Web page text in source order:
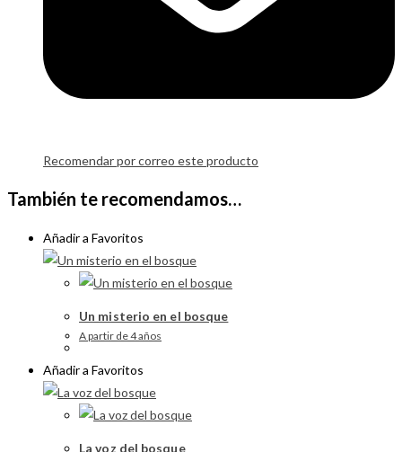
Recomendar por correo este producto
También te recomendamos…
Añadir a Favoritos
Un misterio en el bosque
A partir de 4 años
Añadir a Favoritos
La voz del bosque